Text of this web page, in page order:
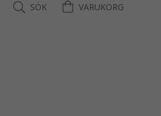
SÖK VARUKORG